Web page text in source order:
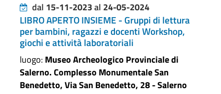
dal 15-11-2023al 24-05-2024
LIBRO APERTO INSIEME - Gruppi di lettura
per bambini, ragazzi e docenti Workshop,
giochi e attività laboratoriali
luogo: Museo Archeologico Provinciale di
Salerno. Complesso Monumentale San
Benedetto, Via San Benedetto, 28 - Salerno